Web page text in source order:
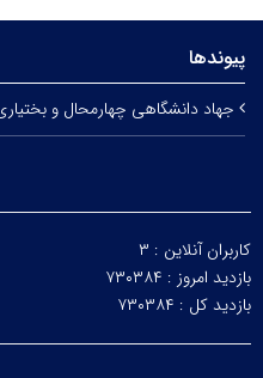
پیوندها
جهاد دانشگاهی چهارمحال و
کاربران آنلاین : ۳
بازدید امروز : ۷۳۰۳۸۴
بازدید کل : ۷۳۰۳۸۴